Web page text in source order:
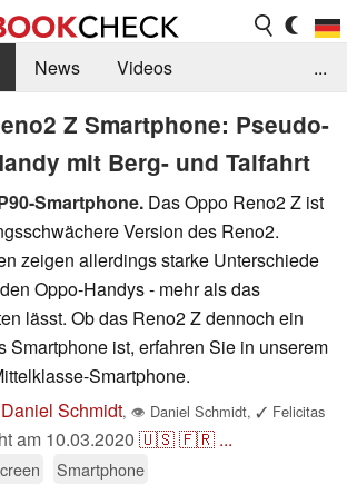
News
Videos
Externe Tests
Deals Suche
Jobs
...
Z Smartphone: Pseudo-
mit Berg- und Talfahrt
Smartphone. Das Oppo Reno2 Z ist
Version des Reno2.
zeigen allerdings starke Unterschiede
Oppo-Handys - mehr als das
lässt. Ob das Reno2 Z dennoch ein
Smartphone ist, erfahren Sie in unserem
Smartphone.
Schmidt, 👁 Daniel Schmidt, ✓ Felicitas
am 10.03.2020 🇺🇸🇫🇷 ...
Smartphone